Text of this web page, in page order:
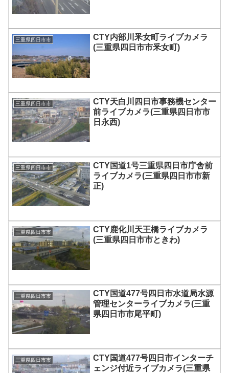
三重県四日市市
CTY内部川釆女町ライブカメラ
(三重県四日市市釆女町)
三重県四日市市
CTY天白川四日市事務機センター
前ライブカメラ(三重県四日市市
日永西)
三重県四日市市
CTY国道1号三重県四日市庁舎前
ライブカメラ(三重県四日市市新
正)
三重県四日市市
CTY鹿化川天王橋ライブカメラ
(三重県四日市市ときわ)
三重県四日市市
CTY国道477号四日市水道局水源
管理センターライブカメラ(三重
県四日市市尾平町)
三重県四日市市
CTY国道477号四日市インターチ
ェンジ付近ライブカメラ(三重県